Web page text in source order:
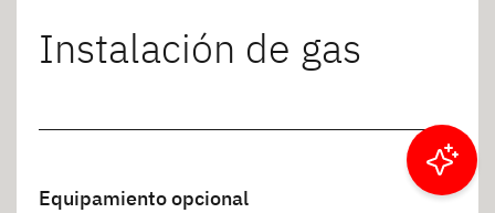
Instalación de gas
Equipamiento opcional